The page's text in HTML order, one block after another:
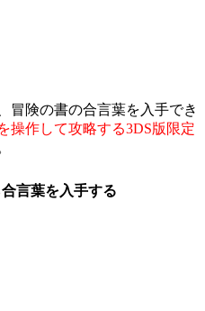
冒険の書の合言葉を入手でき
操作して攻略する3DS版限定
言葉を入手する